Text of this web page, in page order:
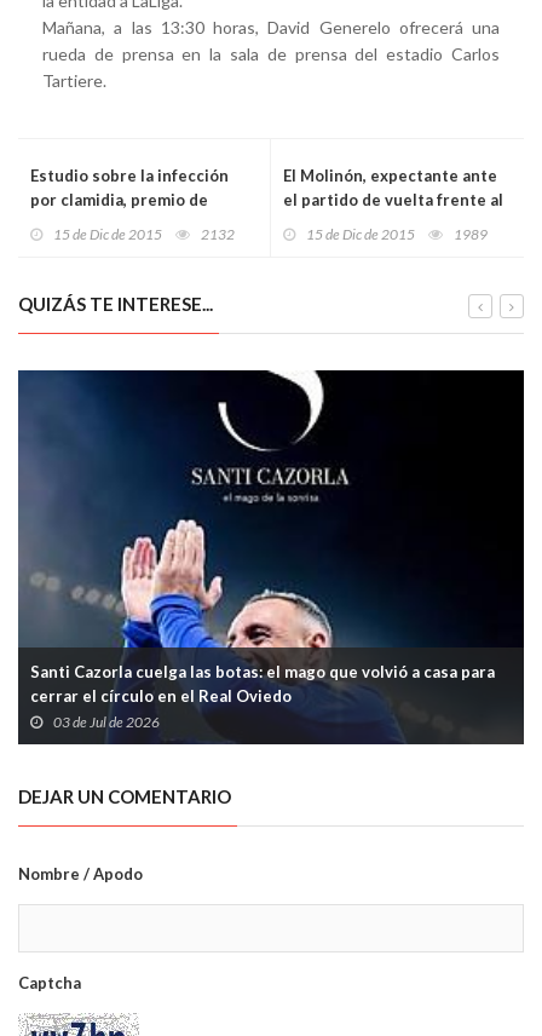
Mañana, a las 13:30 horas, David Generelo ofrecerá una
rueda de prensa en la sala de prensa del estadio Carlos
Tartiere.
Estudio sobre la infección
por clamidia, premio de
15 de Dic de 2015 2132
El Molinón, expectante ante
el partido de vuelta frente al
15 de Dic de 2015 1989
QUIZÁS TE INTERESE...
Santi Cazorla cuelga las botas: el mago que volvió a casa para
cerrar el círculo en el Real Oviedo
03 de Jul de 2026
DEJAR UN COMENTARIO
Nombre / Apodo
Captcha